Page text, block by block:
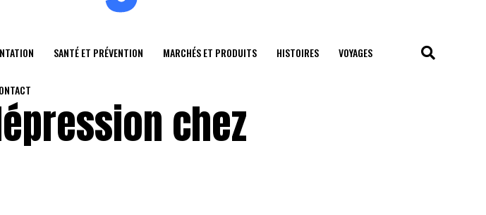
SANTÉ ET PRÉVENTION MARCHÉS ET PRODUITS HISTOIRES VOYAGES
chez